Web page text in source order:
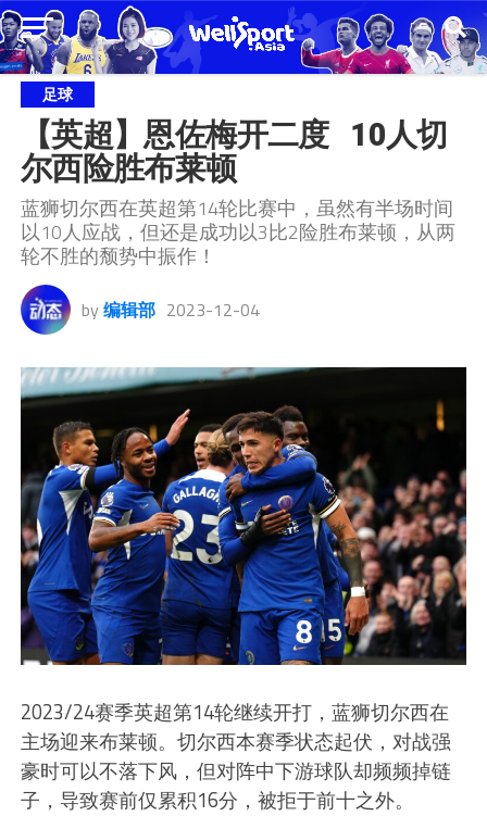
足球
【英超】恩佐梅开二度   10人切
尔西险胜布莱顿
蓝狮切尔西在英超第14轮比赛中，虽然有半场时间
以10人应战，但还是成功以3比2险胜布莱顿，从两
轮不胜的颓势中振作！
by 编辑部 2023-12-04
2023/24赛季英超第14轮继续开打，蓝狮切尔西在
主场迎来布莱顿。切尔西本赛季状态起伏，对战强
豪时可以不落下风，但对阵中下游球队却频频掉链
子，导致赛前仅累积16分，被拒于前十之外。